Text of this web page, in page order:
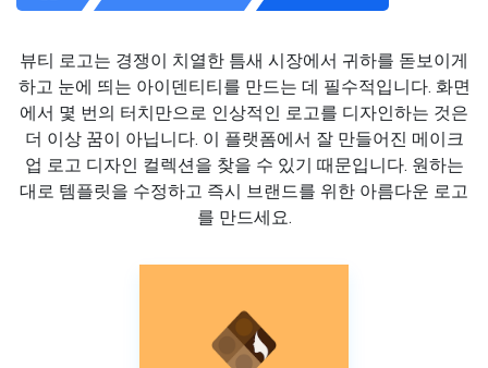
뷰티 로고는 경쟁이 치열한 틈새 시장에서 귀하를 돋보이게
하고 눈에 띄는 아이덴티티를 만드는 데 필수적입니다. 화면
에서 몇 번의 터치만으로 인상적인 로고를 디자인하는 것은
더 이상 꿈이 아닙니다. 이 플랫폼에서 잘 만들어진 메이크
업 로고 디자인 컬렉션을 찾을 수 있기 때문입니다. 원하는
대로 템플릿을 수정하고 즉시 브랜드를 위한 아름다운 로고
를 만드세요.